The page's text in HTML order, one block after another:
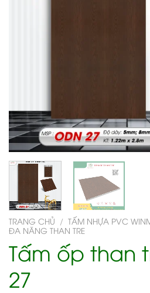
TRANG CHỦ / TẤM NHỰA PVC
ĐA NĂNG THAN TRE
Tấm ốp than
27